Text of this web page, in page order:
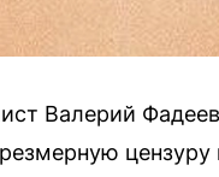
Валерий